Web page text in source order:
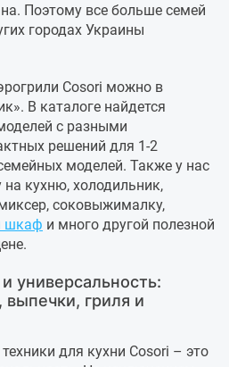
Поэтому все больше семей
городах Украины
Cosori можно в
В каталоге найдется
с разными
решений для 1-2
моделей. Также у нас
кухню, холодильник,
соковыжималку,
шкаф и много другой полезной
универсальность:
гриля и
для кухни Cosori – это